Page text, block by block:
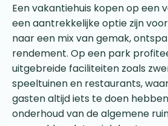
Een vakantiehuis kopen op een
een aantrekkelijke optie zijn
naar een mix van gemak,
rendement. Op een park
uitgebreide faciliteiten zoals
speeltuinen en restaurants,
gasten altijd iets te doen
onderhoud van de algemene